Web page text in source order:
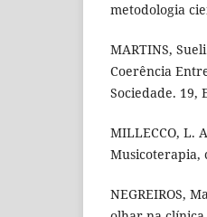
metodologia
MARTINS,
Coerência
Sociedade. 19,
MILLECCO, L.
Musicoterapia,
NEGREIROS,